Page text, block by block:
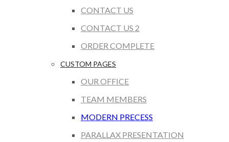
CONTACT US
CONTACT US 2
ORDER COMPLETE
CUSTOM PAGES
OUR OFFICE
TEAM MEMBERS
MODERN PRECESS
PARALLAX PRESENTATION